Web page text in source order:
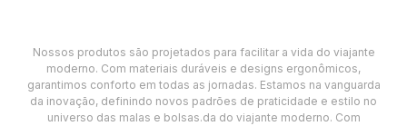
Nossos produtos são projetados para facilitar a vida do viajante
moderno. Com materiais duráveis e designs ergonômicos,
garantimos conforto em todas as jornadas. Estamos na vanguarda
da inovação, definindo novos padrões de praticidade e estilo no
universo das malas e bolsas.da do viajante moderno. Com